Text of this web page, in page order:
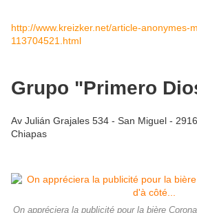
http://www.kreizker.net/article-anonymes-
113704521.html
Grupo "Primero
Av Julián Grajales 534 - San Miguel -
Chiapas
On appréciera la publicité pour la bière